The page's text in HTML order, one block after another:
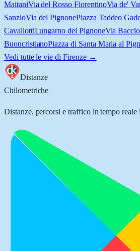
MaitaniVia del Rosso FiorentinoVia de'
SanzioVia del PignonePiazza Taddeo
CavallottiLungarno del PignoneVia
BuoncristianoPiazza di Santa Maria al
Vedi tutte le vie di Firenze→
Distanze
Chilometriche
Distanze, percorsi e traffico in tempo reale